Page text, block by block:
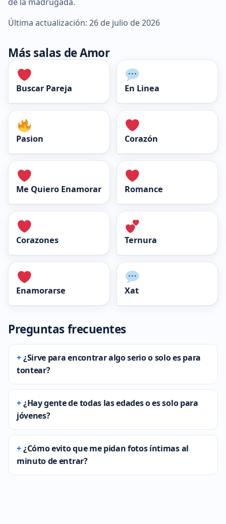
Última actualización: 26 de julio de 2026
Más salas de Amor
Buscar Pareja En Linea
Pasion Corazón
Me Quiero Enamorar Romance
Corazones Ternura
Enamorarse Xat
Preguntas frecuentes
¿Sirve para encontrar algo serio o solo es para
tontear?
¿Hay gente de todas las edades o es solo para
jóvenes?
¿Cómo evito que me pidan fotos íntimas al
minuto de entrar?